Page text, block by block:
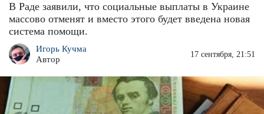
В Раде заявили, что социальные выплаты в Украине
массово отменят и вместо этого будет введена новая
система помощи.
Игорь Кучма
Автор
17 сентября, 21:51